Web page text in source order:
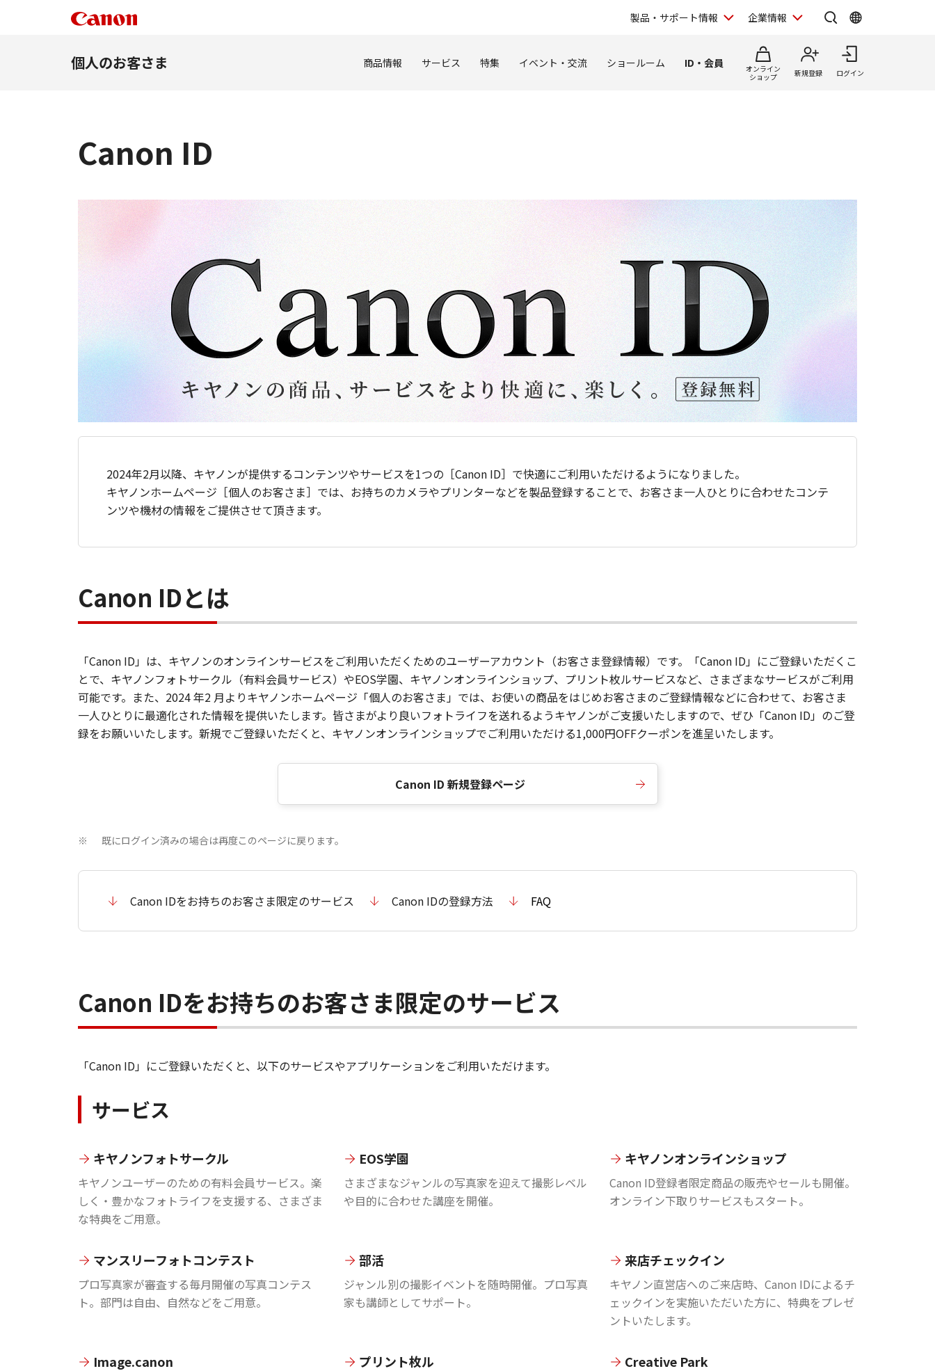
製品・サポート情報 企業情報
個人のお客さま 商品情報 サービス 特集 イベント・交流 ショールーム ID・会員
オンライン
ショップ
新規登録 ログイン
Canon ID
2024年2月以降、キヤノンが提供するコンテンツやサービスを1つの［Canon ID］で快適にご利用いただけるようになりました。
キヤノンホームページ［個人のお客さま］では、お持ちのカメラやプリンターなどを製品登録することで、お客さま一人ひとりに合わせたコンテ
ンツや機材の情報をご提供させて頂きます。
Canon IDとは
「Canon ID」は、キヤノンのオンラインサービスをご利用いただくためのユーザーアカウント（お客さま登録情報）です。「Canon ID」にご登録いただくこ
とで、キヤノンフォトサークル（有料会員サービス）やEOS学園、キヤノンオンラインショップ、プリント枚ルサービスなど、さまざまなサービスがご利用
可能です。また、2024 年2 月よりキヤノンホームページ「個人のお客さま」では、お使いの商品をはじめお客さまのご登録情報などに合わせて、お客さま
一人ひとりに最適化された情報を提供いたします。皆さまがより良いフォトライフを送れるようキヤノンがご支援いたしますので、ぜひ「Canon ID」のご登
録をお願いいたします。新規でご登録いただくと、キヤノンオンラインショップでご利用いただける1,000円OFFクーポンを進呈いたします。
Canon ID 新規登録ページ
※ 既にログイン済みの場合は再度このページに戻ります。
Canon IDをお持ちのお客さま限定のサービス Canon IDの登録方法 FAQ
Canon IDをお持ちのお客さま限定のサービス
「Canon ID」にご登録いただくと、以下のサービスやアプリケーションをご利用いただけます。
サービス
キヤノンフォトサークル
キヤノンユーザーのための有料会員サービス。楽
しく・豊かなフォトライフを支援する、さまざま
な特典をご用意。
EOS学園
さまざまなジャンルの写真家を迎えて撮影レベル
や目的に合わせた講座を開催。
キヤノンオンラインショップ
Canon ID登録者限定商品の販売やセールも開催。
オンライン下取りサービスもスタート。
マンスリーフォトコンテスト
プロ写真家が審査する毎月開催の写真コンテス
ト。部門は自由、自然などをご用意。
部活
ジャンル別の撮影イベントを随時開催。プロ写真
家も講師としてサポート。
来店チェックイン
キヤノン直営店へのご来店時、Canon IDによるチ
ェックインを実施いただいた方に、特典をプレゼ
ントいたします。
Image.canon プリント枚ル Creative Park